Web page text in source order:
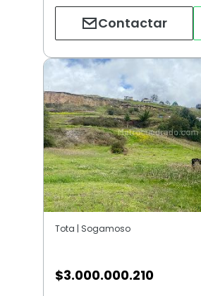
Contactar
Tota | Sogamoso
$3.000.000.210